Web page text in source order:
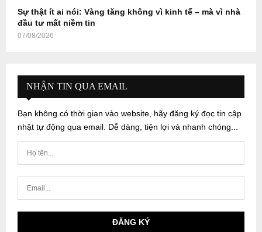
Sự thật ít ai nói: Vàng tăng không vì kinh tế – mà vì nhà
đầu tư mất niềm tin
07/08/2026
NHẬN TIN QUA EMAIL
Bạn không có thời gian vào website, hãy đăng ký đọc tin cập
nhật tự động qua email. Dễ dàng, tiện lợi và nhanh chóng...